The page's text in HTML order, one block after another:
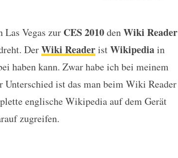
Las Vegas zur CES 2010denWiki Reader
DerWiki ReaderistWikipediain
haben kann. Zwar habe ich bei meinem
ist das man beim Wiki Reader
englische Wikipedia auf dem Gerät
zugreifen.